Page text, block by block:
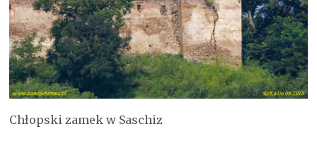
Chłopski zamek w Saschiz